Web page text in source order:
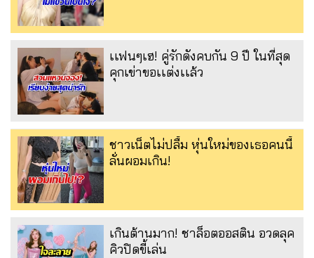
เเฟนๆเฮ! คู่รักดังคบกัน 9 ปี ในที่สุด
คุกเข่าขอเเต่งเเล้ว
ชาวเน็ตไม่ปลื้ม หุ่นใหม่ของเธอคนนี้
ลั่นผอมเกิน!
เกินต้านมาก! ชาล็อตออสติน อวดลุค
คิวปิดขี้เล่น